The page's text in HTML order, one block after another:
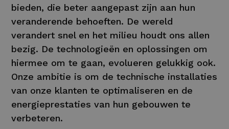
bieden, die beter aangepast zijn aan hun
veranderende behoeften. De wereld
verandert snel en het milieu houdt ons allen
bezig. De technologieën en oplossingen om
hiermee om te gaan, evolueren gelukkig ook.
Onze ambitie is om de technische installaties
van onze klanten te optimaliseren en de
energieprestaties van hun gebouwen te
verbeteren.